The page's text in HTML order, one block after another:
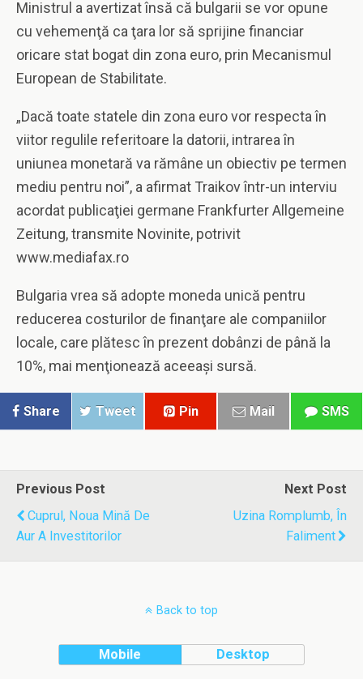
Ministrul a avertizat însă că bulgarii se vor opune
cu vehemenţă ca ţara lor să sprijine financiar
oricare stat bogat din zona euro, prin Mecanismul
European de Stabilitate.
„Dacă toate statele din zona euro vor respecta în
viitor regulile referitoare la datorii, intrarea în
uniunea monetară va rămâne un obiectiv pe termen
mediu pentru noi”, a afirmat Traikov într-un interviu
acordat publicaţiei germane Frankfurter Allgemeine
Zeitung, transmite Novinite, potrivit
www.mediafax.ro
Bulgaria vrea să adopte moneda unică pentru
reducerea costurilor de finanţare ale companiilor
locale, care plătesc în prezent dobânzi de până la
10%, mai menţionează aceeaşi sursă.
Share Tweet Pin Mail SMS
Previous Post
Cuprul, Noua Mină De
Aur A Investitorilor
Next Post
Uzina Romplumb, În
Faliment
Back to top
Mobile Desktop